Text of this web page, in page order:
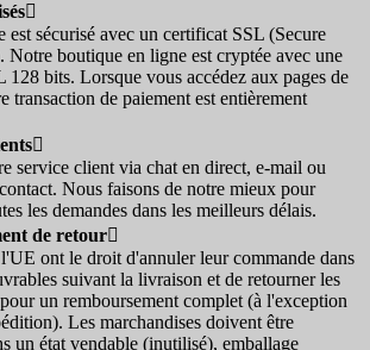

sécurisé avec un certificat SSL (Secure
Notre boutique en ligne est cryptée avec une
128 bits. Lorsque vous accédez aux pages de
transaction de paiement est entièrement

service client via chat en direct, e-mail ou
Nous faisons de notre mieux pour
les demandes dans les meilleurs délais.
de retour
ont le droit d'annuler leur commande dans
suivant la livraison et de retourner les
un remboursement complet (à l'exception
Les marchandises doivent être
un état vendable (inutilisé), emballage